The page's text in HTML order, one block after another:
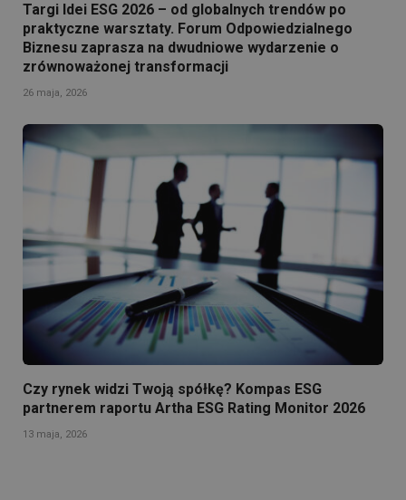
Targi Idei ESG 2026 – od globalnych trendów po
praktyczne warsztaty. Forum Odpowiedzialnego
Biznesu zaprasza na dwudniowe wydarzenie o
zrównoważonej transformacji
26 maja, 2026
Czy rynek widzi Twoją spółkę? Kompas ESG
partnerem raportu Artha ESG Rating Monitor 2026
13 maja, 2026